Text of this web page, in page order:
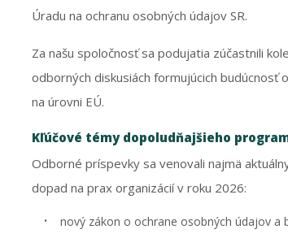
Úradu na ochranu osobných údajov SR.
Za našu spoločnosť sa podujatia zúčastnili
odborných diskusiách formujúcich budúcnosť
na úrovni EÚ.
Kľúčové témy dopoludňajšieho
Odborné príspevky sa venovali najmä
dopad na prax organizácií v roku 2026:
nový zákon o ochrane osobných údajov a